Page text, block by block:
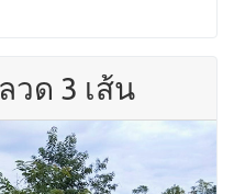
วด 3 เส้น